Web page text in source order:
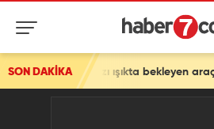
SON DAKİKAışıkta bekleyen araçları biçti: Ölü